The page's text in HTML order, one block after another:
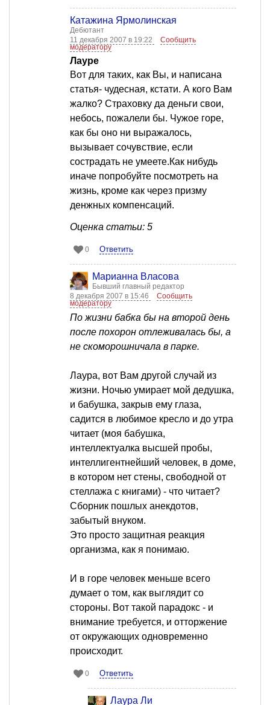
Катажина Ярмолинская
Дебютант
11 декабря 2007 в 19:22
Сообщить
модератору
Лауре
Вот для таких, как Вы, и написана
статья- чудесная, кстати. А кого Вам
жалко? Страховку да деньги свои,
небось, пожалели бы. Чужое горе,
как бы оно ни выражалось,
вызывает сочувствие, если
сострадать не умеете.Как нибудь
иначе попробуйте посмотреть на
жизнь, кроме как через призму
денжных компенсаций.
Оценка статьи: 5
0 Ответить
Марианна Власова
Бывший главный редактор
8 декабря 2007 в 15:46
Сообщить
модератору
По жизни бабка бы на второй день
после похорон отлеживалась бы, а
не скоморошничала в парке.
Лаура, вот Вам другой случай из
жизни. Ночью умирает мой дедушка,
и бабушка, закрыв ему глаза,
садится в любимое кресло и до утра
читает (моя бабушка,
интеллектуалка высшей пробы,
интеллигентнейший человек, в доме,
в котором нет стены, свободной от
стеллажа с книгами) - что читает?
Сборник пошлых анекдотов,
забытый внуком.
Это просто защитная реакция
организма, как я понимаю.
И в горе человек меньше всего
думает о том, как выглядит со
стороны. Вот такой парадокс - и
внимание требуется, и отторжение
от окружающих одновременно
происходит.
0 Ответить
Лаура Ли